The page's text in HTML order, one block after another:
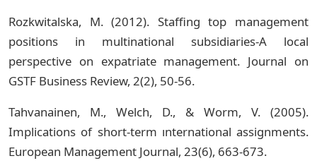
Rozkwitalska, M. (2012). Staffing top management
positions in multinational subsidiaries-A local
perspective on expatriate management. Journal on
GSTF Business Review, 2(2), 50-56.
Tahvanainen, M., Welch, D., & Worm, V. (2005).
Implications of short-term ınternational assignments.
European Management Journal, 23(6), 663-673.